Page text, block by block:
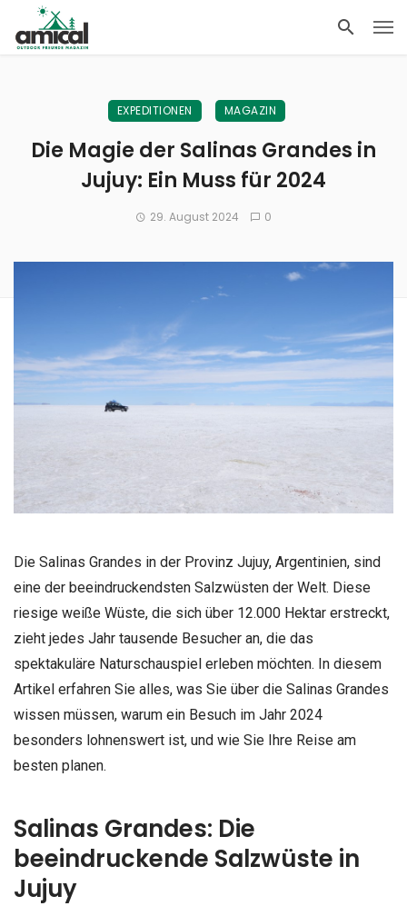
EXPEDITIONEN MAGAZIN
Die Magie der Salinas Grandes in
Jujuy: Ein Muss für 2024
29. August 2024 0
Die Salinas Grandes in der Provinz Jujuy, Argentinien, sind
eine der beeindruckendsten Salzwüsten der Welt. Diese
riesige weiße Wüste, die sich über 12.000 Hektar erstreckt,
zieht jedes Jahr tausende Besucher an, die das
spektakuläre Naturschauspiel erleben möchten. In diesem
Artikel erfahren Sie alles, was Sie über die Salinas Grandes
wissen müssen, warum ein Besuch im Jahr 2024
besonders lohnenswert ist, und wie Sie Ihre Reise am
besten planen.
Salinas Grandes: Die
beeindruckende Salzwüste in
Jujuy